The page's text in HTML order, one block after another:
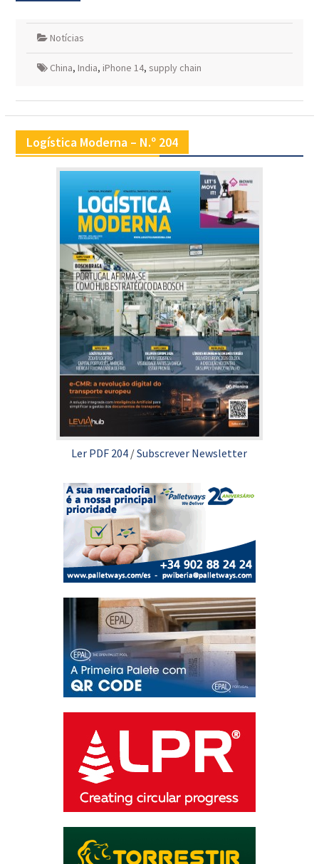
Notícias
China, India, iPhone 14, supply chain
Logística Moderna – N.º 204
Ler PDF 204 /Subscrever Newsletter